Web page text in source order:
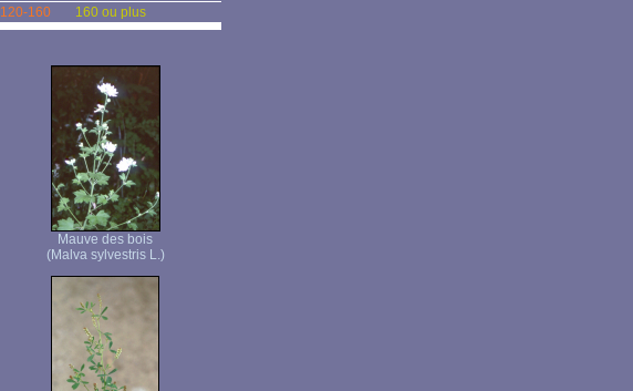
120-160 160 ou plus
Mauve des bois
(Malva sylvestris L.)